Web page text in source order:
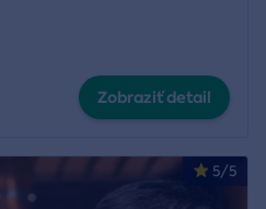
Zobraziť detail
5/5